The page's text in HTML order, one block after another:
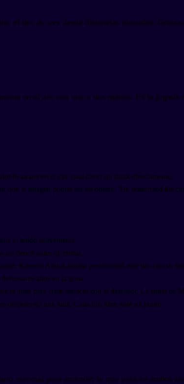
el tiro de tres desde distancias absurdas.
en el aro con una o dos manos. Es la
lo atrapa en el aire para hacer un dunk directamente.
la imagen podría ser un póster. "He posterized the
el balón suavemente.
dedos antes de entrar.
Kareem Abdul-Jabbar perfeccionó este tiro con su
altos en la zona.
atrás para crear espacio con el defensor. La firma de
después de una falta. Cada tiro libre vale un punto.
esencial para entender lo que pasa en ambos